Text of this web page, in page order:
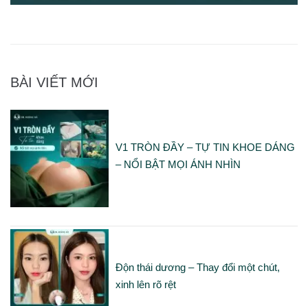
BÀI VIẾT MỚI
V1 TRÒN ĐẦY – TỰ TIN KHOE DÁNG
– NỔI BẬT MỌI ÁNH NHÌN
Độn thái dương – Thay đổi một chút,
xinh lên rõ rệt